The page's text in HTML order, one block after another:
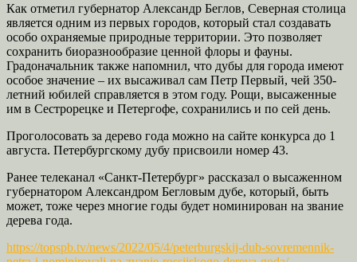
Как отметил губернатор Александр Беглов, Северная столица
является одним из первых городов, который стал создавать
особо охраняемые природные территории. Это позволяет
сохранить биоразнообразие ценной флоры и фауны.
Градоначальник также напомнил, что дубы для города имеют
особое значение – их высаживал сам Петр Первый, чей 350-
летний юбилей справляется в этом году. Рощи, высаженные
им в Сестрорецке и Петергофе, сохранились и по сей день.
Проголосовать за дерево года можно на сайте конкурса до 1
августа. Петербургскому дубу присвоили номер 43.
Ранее телеканал «Санкт-Петербург» рассказал о высаженном
губернатором Александром Бегловым дубе, который, быть
может, тоже через многие годы будет номинирован на звание
дерева года.
https://topspb.tv/news/2022/05/4/peterburgskij-dub-sovremennik-